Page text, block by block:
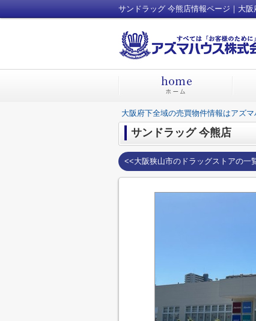
サンドラッグ 今熊店情報ページ｜大
大阪府下全域の売買物件情報はアズ
サンドラッグ 今熊店
<<大阪狭山市のドラッグストアの一